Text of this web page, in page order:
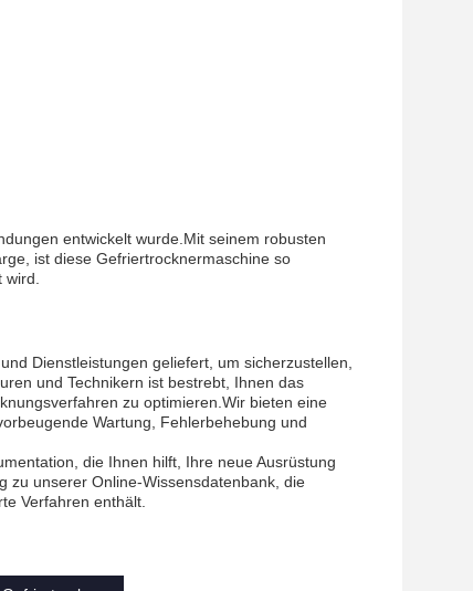
entwickelt wurde.Mit seinem robusten
ist diese Gefriertrocknermaschine so
Dienstleistungen geliefert, um sicherzustellen,
und Technikern ist bestrebt, Ihnen das
zu optimieren.Wir bieten eine
Wartung, Fehlerbehebung und
die Ihnen hilft, Ihre neue Ausrüstung
zu unserer Online-Wissensdatenbank, die
Verfahren enthält.